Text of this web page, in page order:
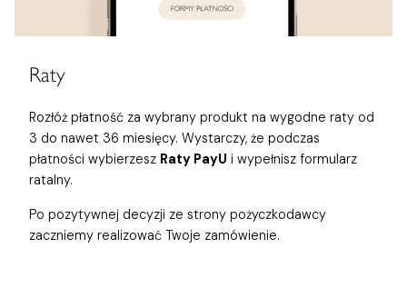
Raty
Rozłóż płatność za wybrany produkt na wygodne raty od
3 do nawet 36 miesięcy. Wystarczy, że podczas
płatności wybierzesz Raty PayU i wypełnisz formularz
ratalny.
Po pozytywnej decyzji ze strony pożyczkodawcy
zaczniemy realizować Twoje zamówienie.